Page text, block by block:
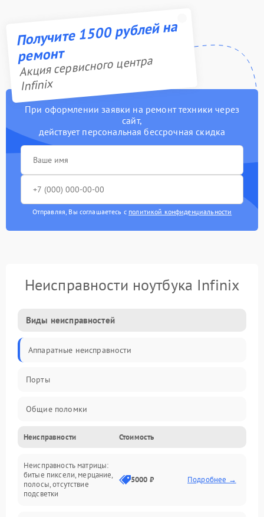
Получите 1500 рублей на
ремонт
Акция сервисного центра
Infinix
При оформлении заявки на ремонт техники через
сайт,
действует персональная бессрочная скидка
Отправляя, Вы соглашаетесь с политикой конфиденциальности
Неисправности ноутбука Infinix
Виды неисправностей
Аппаратные неисправности
Порты
Общие поломки
Устройства
Программные ошибки
Электрические и системные сбои
Неисправности Стоимость
Неисправность матрицы:
битые пиксели, мерцание,
полосы, отсутствие
подсветки
5000 ₽ Подробнее →